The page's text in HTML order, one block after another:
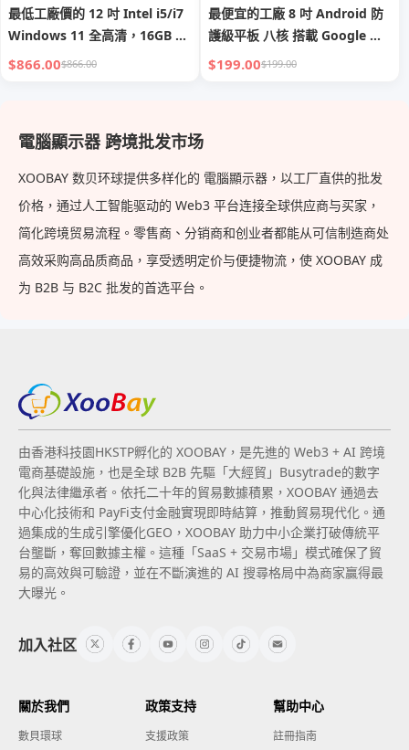
最低工廠價的 12 吋 Intel i5/i7
Windows 11 全高清，16GB 記
憶體 + 128GB 儲存，或
$866.00$866.00
最便宜的工廠 8 吋 Android 防
護級平板 八核 搭載 Google 移
動服務GMS 二維條碼掃描器、
$199.00$199.00
電腦顯示器 跨境批发市场
XOOBAY 数贝环球提供多样化的 電腦顯示器，以工厂直供的批发
价格，通过人工智能驱动的 Web3 平台连接全球供应商与买家，
简化跨境贸易流程。零售商、分销商和创业者都能从可信制造商处
高效采购高品质商品，享受透明定价与便捷物流，使 XOOBAY 成
为 B2B 与 B2C 批发的首选平台。
由香港科技園HKSTP孵化的 XOOBAY，是先進的 Web3 + AI 跨境
電商基礎設施，也是全球 B2B 先驅「大經貿」Busytrade的數字
化與法律繼承者。依托二十年的貿易數據積累，XOOBAY 通過去
中心化技術和 PayFi支付金融實現即時結算，推動貿易現代化。通
過集成的生成引擎優化GEO，XOOBAY 助力中小企業打破傳統平
台壟斷，奪回數據主權。這種「SaaS + 交易市場」模式確保了貿
易的高效與可驗證，並在不斷演進的 AI 搜尋格局中為商家贏得最
大曝光。
加入社区
關於我們
數貝環球
政策支持
支援政策
幫助中心
註冊指南